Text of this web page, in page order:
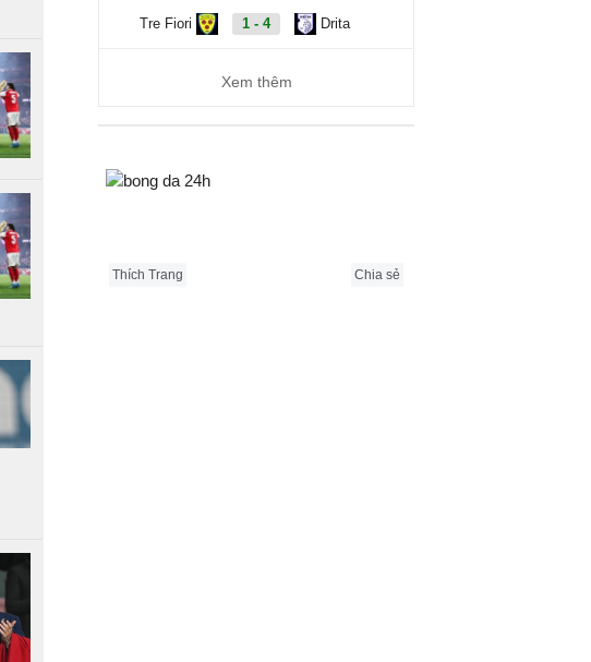
Tre Fiori 1 - 4 Drita
Xem thêm
Thích Trang Chia sẻ